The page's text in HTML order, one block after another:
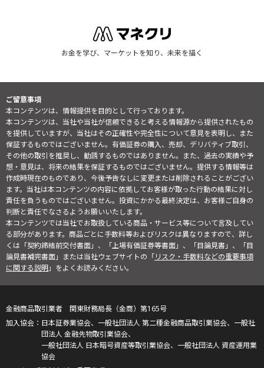
お金を学び、マーケットを知り、未来を描く
ご留意事項
本コンテンツは、情報提供を目的として行っております。
本コンテンツは、当社や当社が信頼できると考える情報源から提供されたもの
を提供していますが、当社はその正確性や完全性について意見を表明し、また
保証するものではございません。有価証券の購入、売却、デリバティブ取引、
その他の取引を推奨し、勧誘するものではありません。また、過去の実績や予
想・意見は、将来の結果を保証するものではございません。提供する情報等は
作成時現在のものであり、今後予告なしに変更または削除されることがござい
ます。当社は本コンテンツの内容に依拠してお客様が取った行動の結果に対し
責任を負うものではございません。投資にかかる最終決定は、お客様ご自身の
判断と責任でなさるようお願いいたします。
本コンテンツでは当社でお取扱している商品・サービス等について言及してい
る部分があります。商品ごとに手数料等およびリスクは異なりますので、詳し
くは「契約締結前交付書面」、「上場有価証券等書面」、「目論見書」、「目
論見書補完書面」または当社ウェブサイトの「リスク・手数料などの重要事項
に関する説明」をよくお読みください。
金融商品取引業者 関東財務局長（金商）第165号
日本証券業協会、一般社団法人 第二種金融商品取引業協会、一般社
団法人 金融先物取引業協会、
一般社団法人 日本暗号資産等取引業協会、一般社団法人 資産運用業
協会